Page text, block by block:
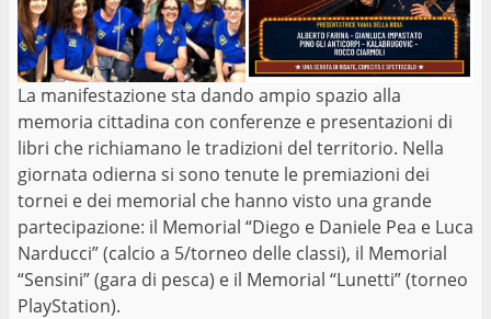
La manifestazione sta dando ampio spazio alla
memoria cittadina con conferenze e presentazioni di
libri che richiamano le tradizioni del territorio. Nella
giornata odierna si sono tenute le premiazioni dei
tornei e dei memorial che hanno visto una grande
partecipazione: il Memorial “Diego e Daniele Pea e Luca
Narducci” (calcio a 5/torneo delle classi), il Memorial
“Sensini” (gara di pesca) e il Memorial “Lunetti” (torneo
PlayStation).